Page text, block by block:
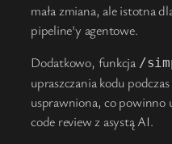
mała zmiana, ale istotna
pipeline'y agentowe.
Dodatkowo, funkcja /
upraszczania kodu
usprawniona, co powinno
code review z asystą AI.